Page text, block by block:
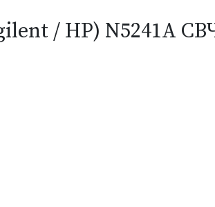
ремонт средств измерения
/ HP) N5241A